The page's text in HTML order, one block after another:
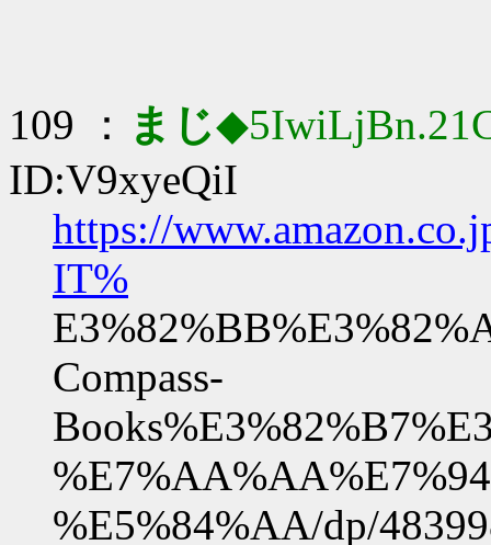
109 ： まじ
ID:V9xyeQiI
https://
IT%
Compass-
%E5%84%AA/dp/